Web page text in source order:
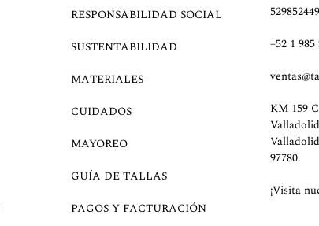
RESPONSABILIDAD SOCIAL
SUSTENTABILIDAD
MATERIALES
CUIDADOS
MAYOREO
GUÍA DE TALLAS
PAGOS Y FACTURACIÓN
+52 1
KM 159
97780
¡Visita